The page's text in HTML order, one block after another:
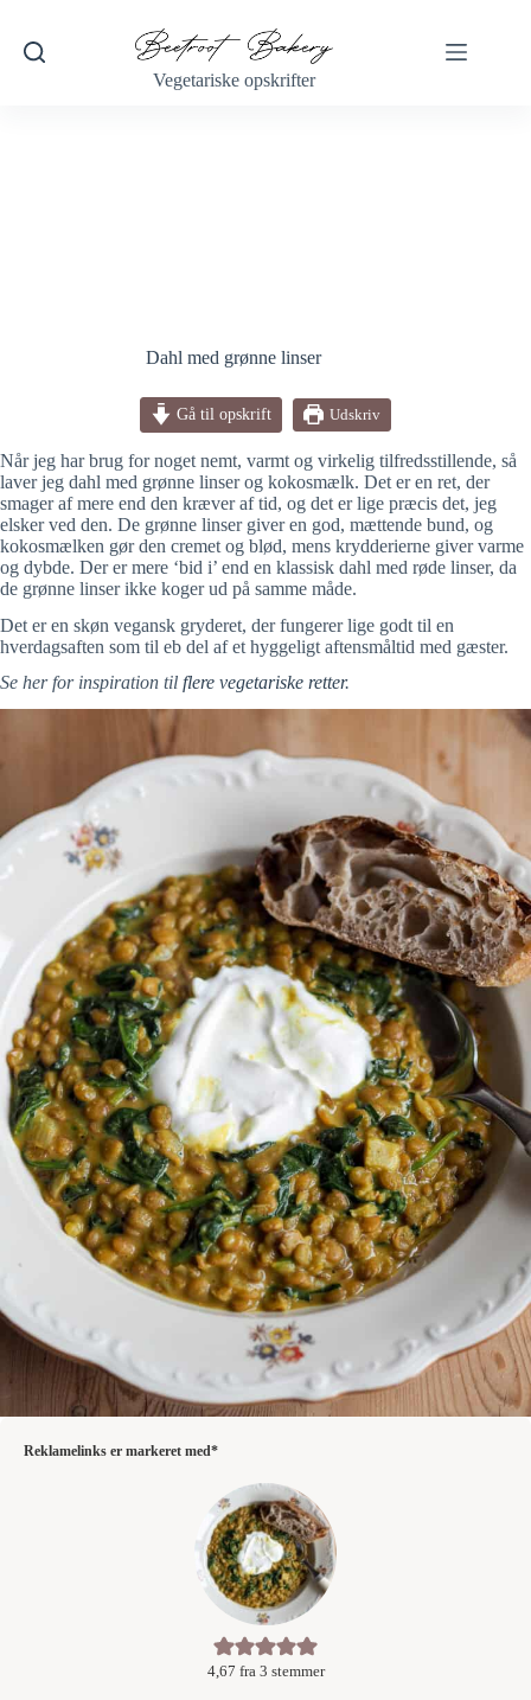
indhold
Vegetariske opskrifter
Dahl med grønne linser
Gå til opskrift Udskriv
Når jeg har brug for noget nemt, varmt og virkelig tilfredsstillende, så
laver jeg dahl med grønne linser og kokosmælk. Det er en ret, der
smager af mere end den kræver af tid, og det er lige præcis det, jeg
elsker ved den. De grønne linser giver en god, mættende bund, og
kokosmælken gør den cremet og blød, mens krydderierne giver varme
og dybde. Der er mere ‘bid i’ end en klassisk dahl med røde linser, da
de grønne linser ikke koger ud på samme måde.
Det er en skøn vegansk gryderet, der fungerer lige godt til en
hverdagsaften som til eb del af et hyggeligt aftensmåltid med gæster.
Se her for inspiration til flere vegetariske retter.
Reklamelinks er markeret med*
4,67 fra 3 stemmer